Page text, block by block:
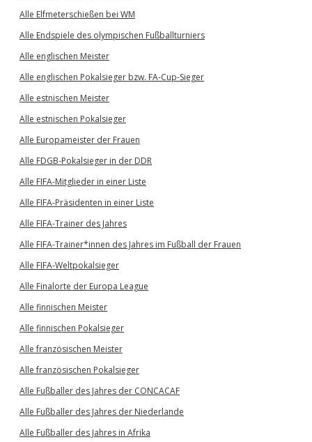
Alle Elfmeterschießen bei WM
Alle Endspiele des olympischen Fußballturniers
Alle englischen Meister
Alle englischen Pokalsieger bzw. FA-Cup-Sieger
Alle estnischen Meister
Alle estnischen Pokalsieger
Alle Europameister der Frauen
Alle FDGB-Pokalsieger in der DDR
Alle FIFA-Mitglieder in einer Liste
Alle FIFA-Präsidenten in einer Liste
Alle FIFA-Trainer des Jahres
Alle FIFA-Trainer*innen des Jahres im Fußball der Frauen
Alle FIFA-Weltpokalsieger
Alle Finalorte der Europa League
Alle finnischen Meister
Alle finnischen Pokalsieger
Alle französischen Meister
Alle französischen Pokalsieger
Alle Fußballer des Jahres der CONCACAF
Alle Fußballer des Jahres der Niederlande
Alle Fußballer des Jahres in Afrika